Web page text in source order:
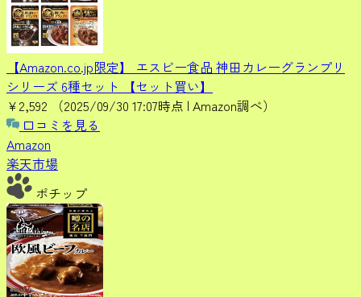
【Amazon.co.jp限定】 エスビー食品 神田カレーグランプリ
シリーズ 6種セット 【セット買い】
¥2,592
（2025/09/30 17:07時点 | Amazon調べ）
口コミを見る
Amazon
楽天市場
ポチップ